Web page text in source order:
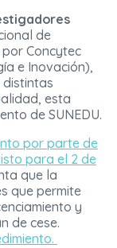
de
Concytec
e Inovación),
esta
de SUNEDU.
por parte de
para el 2 de
que la
que permite
y
de cese.